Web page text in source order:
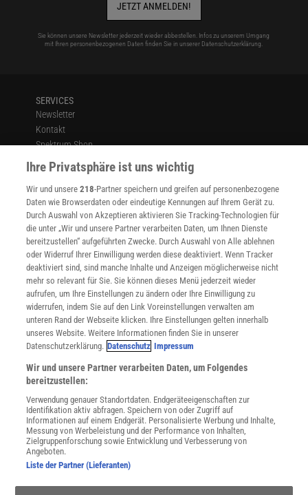
JETZT ANMELDEN!
Sie können unsere Newsletter jederzeit wieder abbestellen. Infos zu unserem Umgang
mit Ihren personenbezogenen Daten finden Sie in unserer Datenschutzerklärung.
SERVICES
Newsletter
Kontakt
Spektrum Shop
Im Handel kaufen
Presse
Verträge kündigen
INFO
Mediadaten
Datenschutz
Nutzungsbedingungen
Cookie-Einstellungen
Utiq verwalten
Nutzungsbasierte Onlinewerbung
Alle Artikel
Impressum
Angebote für Schulen
Angebote für Institutionen
Sprachen lernen mit Gymglish
Lexika
Für Spektrum schreiben
Zugänglichkeitserklärung
WEBSEITEN
KielSCN
Ihre Privatsphäre ist uns wichtig
Wir und unsere218-Partner speichern und greifen auf personenbezogene
Daten wie Browserdaten oder eindeutige Kennungen auf Ihrem Gerät zu.
Durch Auswahl von Akzeptieren aktivieren Sie Tracking-Technologien für
die unter „Wir und unsere Partner verarbeiten Daten, um Ihnen Dienste
bereitzustellen“ aufgeführten Zwecke. Durch Auswahl von Alle ablehnen
oder Widerruf Ihrer Einwilligung werden diese deaktiviert. Wenn Tracker
deaktiviert sind, sind manche Inhalte und Anzeigen möglicherweise nicht
mehr so relevant für Sie. Sie können dieses Menü jederzeit wieder
aufrufen, um Ihre Einstellungen zu ändern oder Ihre Einwilligung zu
widerrufen, indem Sie auf den Link Voreinstellungen verwalten am
unteren Rand der Webseite klicken. Ihre Einstellungen gelten innerhalb
unseres Website. Weitere Informationen finden Sie in unserer
Datenschutzerklärung. Datenschutz Impressum
Wir und unsere Partner verarbeiten Daten, um Folgendes
bereitzustellen:
Verwendung genauer Standortdaten. Endgeräteeigenschaften zur
Identifikation aktiv abfragen. Speichern von oder Zugriff auf
Informationen auf einem Endgerät. Personalisierte Werbung und Inhalte,
Messung von Werbeleistung und der Performance von Inhalten,
Zielgruppenforschung sowie Entwicklung und Verbesserung von
Angeboten.
Liste der Partner (Lieferanten)